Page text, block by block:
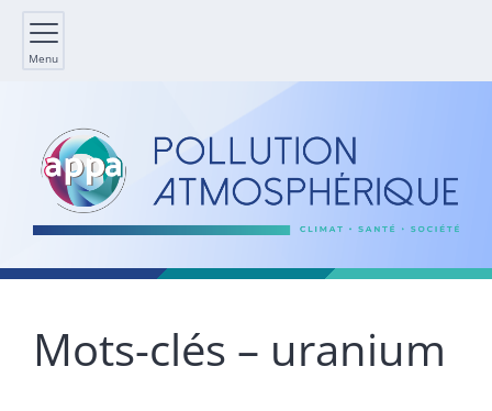
Menu
Mots-clés – uranium